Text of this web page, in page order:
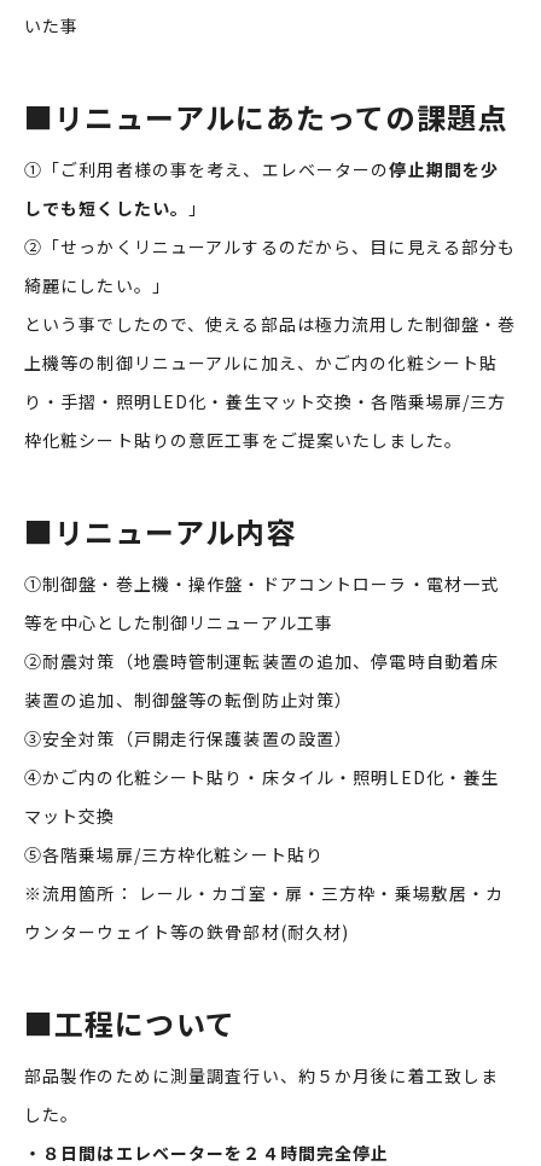
いた事
■ リニューアルにあたっての課題点
①「ご利用者様の事を考え、エレベーターの停止期間を少
しでも短くしたい。
」
②「せっかくリニューアルするのだから、目に見える部分も
綺麗にしたい。」
という事でしたので、使える部品は極力流用した制御盤・巻
上機等の制御リニューアルに加え、かご内の化粧シート貼
り・手摺・照明LED化・養生マット交換・各階乗場扉/三方
枠化粧シート貼りの意匠工事をご提案いたしました。
■ リニューアル内容
①制御盤・巻上機・操作盤・ドアコントローラ・電材一式
等を中心とした制御リニューアル工事
②耐震対策（地震時管制運転装置の追加、停電時自動着床
装置の追加、制御盤等の転倒防止対策）
③安全対策（戸開走行保護装置の設置）
④かご内の化粧シート貼り・床タイル・照明LED化・養生
マット交換
⑤各階乗場扉/三方枠化粧シート貼り
※流用箇所： レール・カゴ室・扉・三方枠・乗場敷居・カ
ウンターウェイト等の鉄骨部材(耐久材)
■工程について
部品製作のために測量調査行い、約５か月後に着工致しま
した。
・８日間はエレベーターを２４時間完全停止